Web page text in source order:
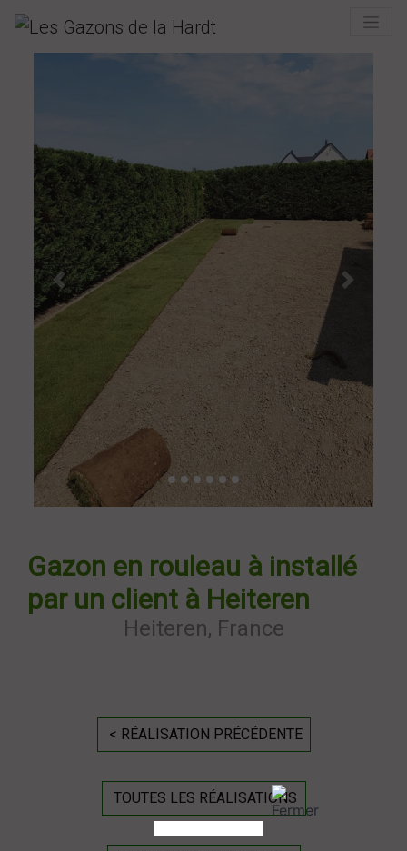
Previous Next
Gazon en rouleau à installé
par un client à Heiteren
Heiteren, France
< RÉALISATION PRÉCÉDENTE
TOUTES LES RÉALISATIONS